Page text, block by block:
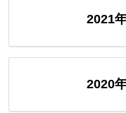
2021
2020